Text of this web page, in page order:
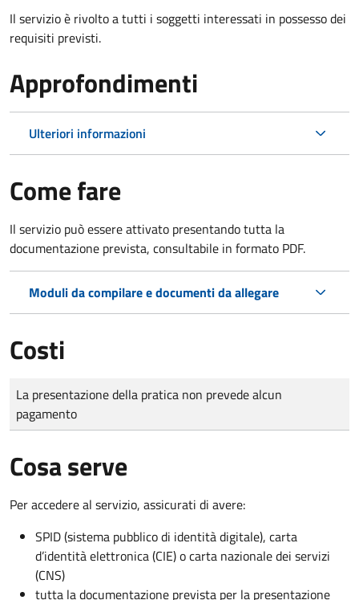
Il servizio è rivolto a tutti i soggetti interessati in possesso dei
requisiti previsti.
Approfondimenti
Ulteriori informazioni
Come fare
Il servizio può essere attivato presentando tutta la
documentazione prevista, consultabile in formato PDF.
Moduli da compilare e documenti da allegare
Costi
Tipo di pagamento
Importo
La presentazione della pratica non prevede alcun
pagamento
Cosa serve
Per accedere al servizio, assicurati di avere:
SPID (sistema pubblico di identità digitale), carta
d’identità elettronica (CIE) o carta nazionale dei servizi
(CNS)
tutta la documentazione prevista per la presentazione